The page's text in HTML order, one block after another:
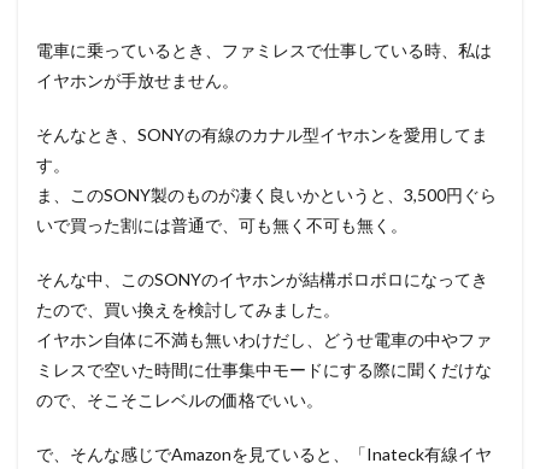
電車に乗っているとき、ファミレスで仕事している時、私は
イヤホンが手放せません。
そんなとき、SONYの有線のカナル型イヤホンを愛用してま
す。
ま、このSONY製のものが凄く良いかというと、3,500円ぐら
いで買った割には普通で、可も無く不可も無く。
そんな中、このSONYのイヤホンが結構ボロボロになってき
たので、買い換えを検討してみました。
イヤホン自体に不満も無いわけだし、どうせ電車の中やファ
ミレスで空いた時間に仕事集中モードにする際に聞くだけな
ので、そこそこレベルの価格でいい。
で、そんな感じでAmazonを見ていると、「Inateck有線イヤ